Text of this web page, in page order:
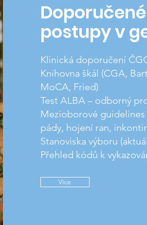
Doporučené
postupy v
Klinická doporučení
Knihovna škál (CGA,
MoCA, Fried)
Test ALBA – odborný
Mezioborové guidelines
pády, hojení ran,
Stanoviska výboru
Přehled kódů k
Více